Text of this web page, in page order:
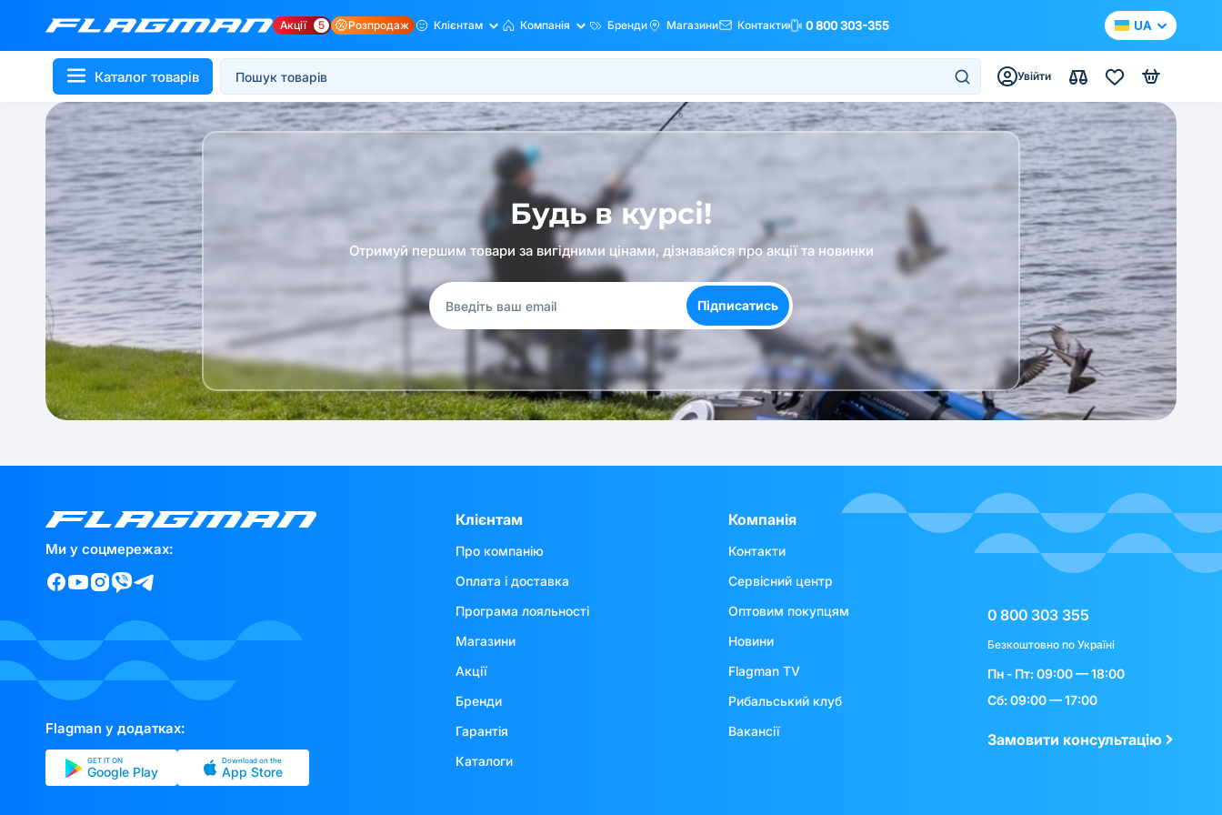
Акції 5 Розпродаж Клієнтам Компанія Бренди Магазини Контакти 0 800 303-355 UA
Каталог товарів Увійти
Будь в курсі!
Отримуй першим товари за вигідними цінами, дізнавайся про акції та новинки
Підписатись
Ми у соцмережах:
Flagman у додатках:
GET IT ON
Google Play
Download on the
App Store
Клієнтам
Про компанію
Оплата і доставка
Програма лояльності
Магазини
Акції
Бренди
Гарантія
Каталоги
Компанія
Контакти
Сервісний центр
Оптовим покупцям
Новини
Flagman TV
Рибальський клуб
Вакансії
0 800 303 355
Безкоштовно по Україні
Пн - Пт: 09:00 — 18:00
Сб: 09:00 — 17:00
Замовити консультацію